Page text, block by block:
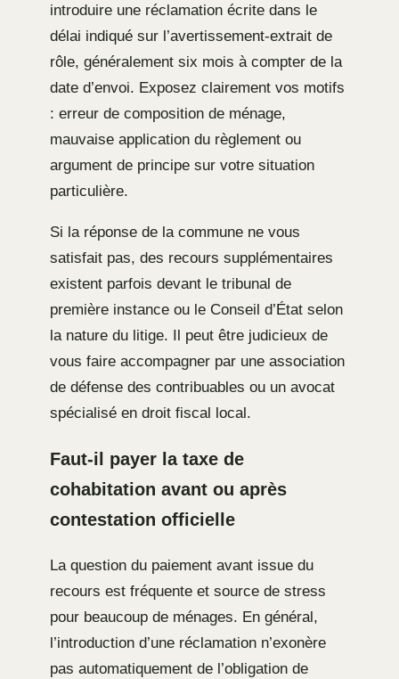
introduire une réclamation écrite dans le
délai indiqué sur l’avertissement-extrait de
rôle, généralement six mois à compter de la
date d’envoi. Exposez clairement vos motifs
: erreur de composition de ménage,
mauvaise application du règlement ou
argument de principe sur votre situation
particulière.
Si la réponse de la commune ne vous
satisfait pas, des recours supplémentaires
existent parfois devant le tribunal de
première instance ou le Conseil d’État selon
la nature du litige. Il peut être judicieux de
vous faire accompagner par une association
de défense des contribuables ou un avocat
spécialisé en droit fiscal local.
Faut-il payer la taxe de
cohabitation avant ou après
contestation officielle
La question du paiement avant issue du
recours est fréquente et source de stress
pour beaucoup de ménages. En général,
l’introduction d’une réclamation n’exonère
pas automatiquement de l’obligation de